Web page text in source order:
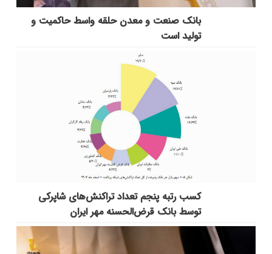
بانك صنعت و معدن حلقه واسط حاكمیت و
تولید است
کسب رتبه پنجم تعداد تراکنش‌های شاپرکی
توسط بانک قرض‌الحسنه مهر ایران